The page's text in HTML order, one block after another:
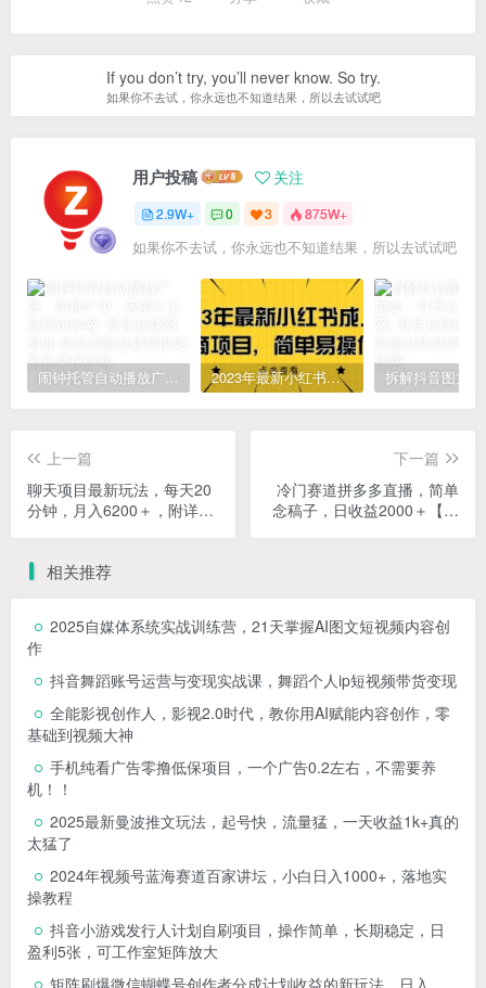
There's only one corner of the universe you can be sure of
improving, and that's your own self.
用户投稿
闹钟托管自动播放广告，单机5-10，无需人工操作 2023年最新小红书成人电商项目，简单易操作【详细教程】
上一篇
聊天项目最新玩法，每天20
【揭秘】
下一篇
冷门赛道拼多多直播，简单
抖音舞蹈账号运营与变现实战课，舞蹈个人ip短视频带货变现
全能影视创作人，影视2.0时代，教你用AI赋能内容创作，​零
基础到视频大神
手机纯看广告零撸低保项目，一个广告0.2左右，不需要养
2025最新曼波推文玩法，起号快，流量猛，一天收益1k+真的
2024年视频号蓝海赛道百家讲坛，小白日入1000+，落地实
操教程
抖音小游戏发行人计划自刷项目，操作简单，长期稳定，日
盈利5张，可工作室矩阵放大